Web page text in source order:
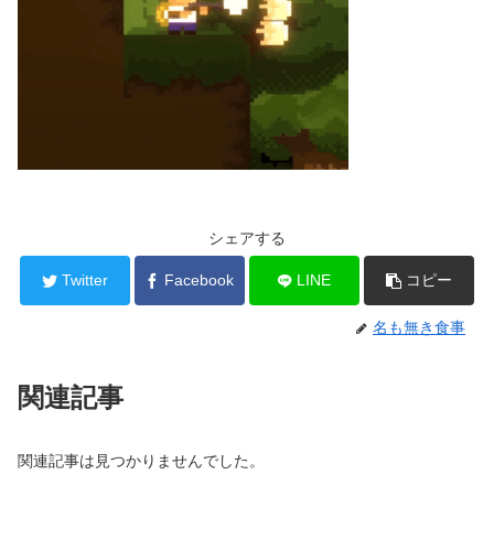
シェアする
Twitter Facebook LINE コピー
名も無き食事
関連記事
関連記事は見つかりませんでした。